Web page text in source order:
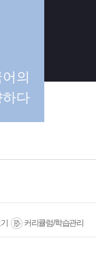
의
하다
커리큘럼/학습관리